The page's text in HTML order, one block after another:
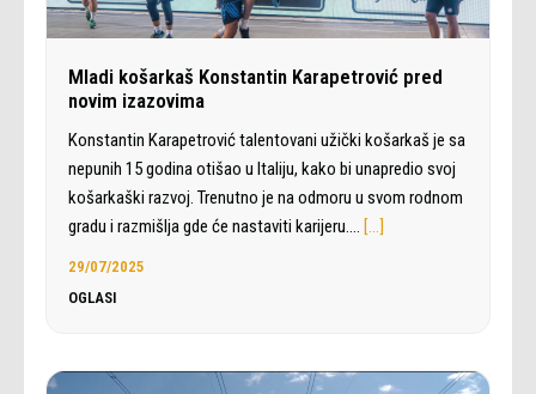
Mladi košarkaš Konstantin Karapetrović pred
novim izazovima
Konstantin Karapetrović talentovani užički košarkaš je sa
nepunih 15 godina otišao u Italiju, kako bi unapredio svoj
košarkaški razvoj. Trenutno je na odmoru u svom rodnom
gradu i razmišlja gde će nastaviti karijeru.… […]
29/07/2025
OGLASI